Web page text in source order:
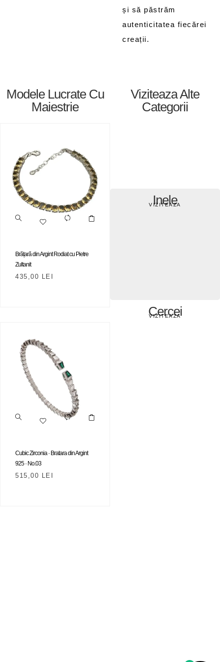
și să păstrăm
autenticitatea fiecărei
creații.
Modele Lucrate Cu
Maiestrie
Brățară din Argint Rodiat cu Pietre
Zultanit
435,00 LEI
Cubic Zirconia · Bratara din Argint
925 · No.03
515,00 LEI
Viziteaza Alte
Categorii
Inele
VIZITEAZA
Cercei
VIZITEAZA